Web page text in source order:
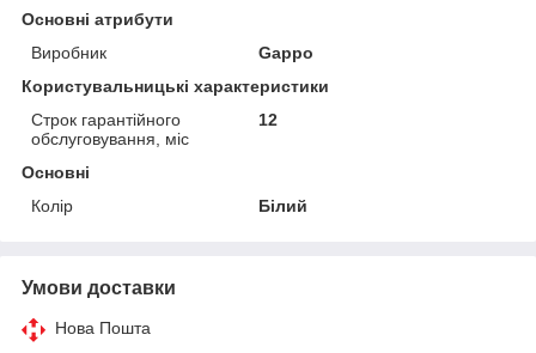
Основні атрибути
Виробник
Gappo
Користувальницькі характеристики
Строк гарантійного
обслуговування, міс
12
Основні
Колір
Білий
Умови доставки
Нова Пошта